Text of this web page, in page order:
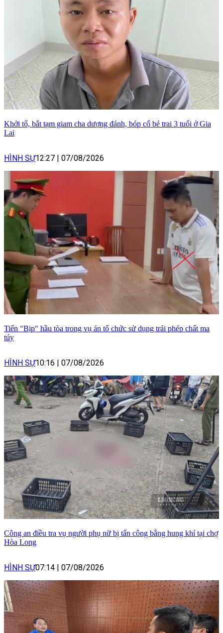
Khởi tố, bắt tạm giam cha dượng đánh, bóp cổ bé trai 3 tuổi ở Gia
Lai
HÌNH SỰ12:27 | 07/08/2026
Tiến "Bịp" hầu tòa trong vụ án tổ chức sử dụng trái phép chất ma
túy
HÌNH SỰ10:16 | 07/08/2026
Công an điều tra vụ người phụ nữ bị tấn công bằng hung khí tại chợ
Hòa Long
HÌNH SỰ07:14 | 07/08/2026